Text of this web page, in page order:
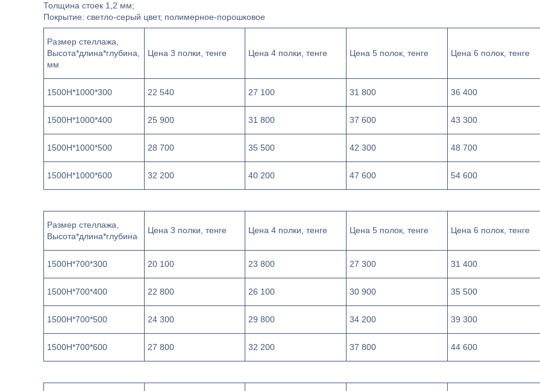
Толщина стоек 1,2 мм;
Покрытие: светло-серый цвет, полимерное-порошковое
Размер стеллажа,
Высота*длина*глубина,
мм
Цена 3 полки, тенге Цена 4 полки, тенге Цена 5 полок, тенге Цена 6 полок, тенге
1500Н*1000*300 22 540 27 100 31 800 36 400
1500Н*1000*400 25 900 31 800 37 600 43 300
1500Н*1000*500 28 700 35 500 42 300 48 700
1500Н*1000*600 32 200 40 200 47 600 54 600
Размер стеллажа,
Высота*длина*глубина
Цена 3 полки, тенге Цена 4 полки, тенге Цена 5 полок, тенге Цена 6 полок, тенге
1500Н*700*300 20 100 23 800 27 300 31 400
1500Н*700*400 22 800 26 100 30 900 35 500
1500Н*700*500 24 300 29 800 34 200 39 300
1500Н*700*600 27 800 32 200 37 800 44 600